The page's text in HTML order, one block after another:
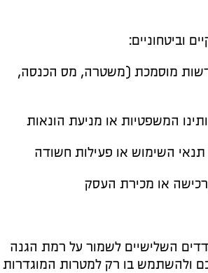
מוסמכת (משטרה, מס הכנסה,
המשפטיות או מניעת הונאות
השימוש או פעילות חשודה
או מכירת העסק
השלישיים לשמור על רמת הגנה
ולהשתמש בו רק למטרות המוגדרות